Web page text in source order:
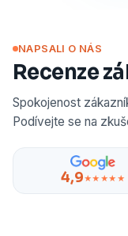
NAPSALI O NÁS
Recenze
Spokojenost
Podívejte se na
4,9★★★★★